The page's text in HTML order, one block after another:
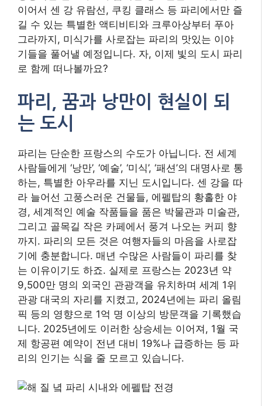
이어서 센 강 유람선, 쿠킹 클래스 등 파리에서만 즐
길 수 있는 특별한 액티비티와 크루아상부터 푸아
그라까지, 미식가를 사로잡는 파리의 맛있는 이야
기들을 풀어낼 예정입니다. 자, 이제 빛의 도시 파리
로 함께 떠나볼까요?
파리, 꿈과 낭만이 현실이 되
는 도시
파리는 단순한 프랑스의 수도가 아닙니다. 전 세계
사람들에게 ‘낭만’, ‘예술’, ‘미식’, ‘패션’의 대명사로 통
하는, 특별한 아우라를 지닌 도시입니다. 센 강을 따
라 늘어선 고풍스러운 건물들, 에펠탑의 황홀한 야
경, 세계적인 예술 작품들을 품은 박물관과 미술관,
그리고 골목길 작은 카페에서 풍겨 나오는 커피 향
까지. 파리의 모든 것은 여행자들의 마음을 사로잡
기에 충분합니다. 매년 수많은 사람들이 파리를 찾
는 이유이기도 하죠. 실제로 프랑스는 2023년 약
9,500만 명의 외국인 관광객을 유치하며 세계 1위
관광 대국의 자리를 지켰고, 2024년에는 파리 올림
픽 등의 영향으로 1억 명 이상의 방문객을 기록했습
니다. 2025년에도 이러한 상승세는 이어져, 1월 국
제 항공편 예약이 전년 대비 19%나 급증하는 등 파
리의 인기는 식을 줄 모르고 있습니다.